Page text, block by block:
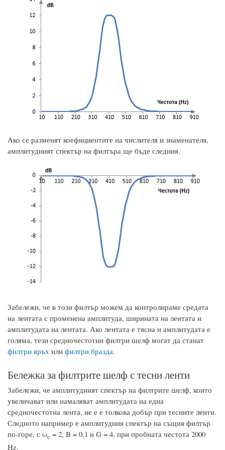
Ако се разменят коефициентите на числителя и знаменателя,
амплитудният спектър на филтъра ще бъде следния.
Забележи, че в този филтър можем да контролираме средата
на лентата с променена амплитуда, ширината на лентата и
амплитудата на лентата. Ако лентата е тясна и амплитудата е
голяма, тези средночестотни филтри шелф могат да станат
филтри връх или филтри бразда.
Бележка за филтрите шелф с тесни ленти
Забележи, че амплитудният спектър на филтрите шелф, които
увеличават или намаляват амплитудата на една
средночестотна лента, не е е толкова добър при тесните ленти.
Следното например е амплитудния спектър на същия филтър
по-горе, с ωc = 2, B = 0.1 и G = 4, при пробната честота 2000
Hz.